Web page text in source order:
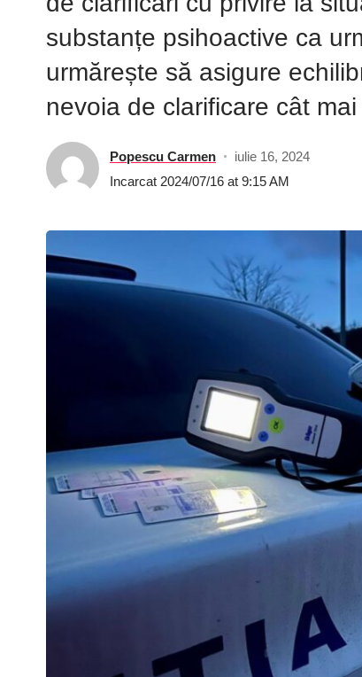
substanțe psihoactive ca
urmărește să asigure
nevoia de clarificare cât
Popescu Carmen
iulie 16, 2024
Incarcat 2024/07/16 at 9:15 AM